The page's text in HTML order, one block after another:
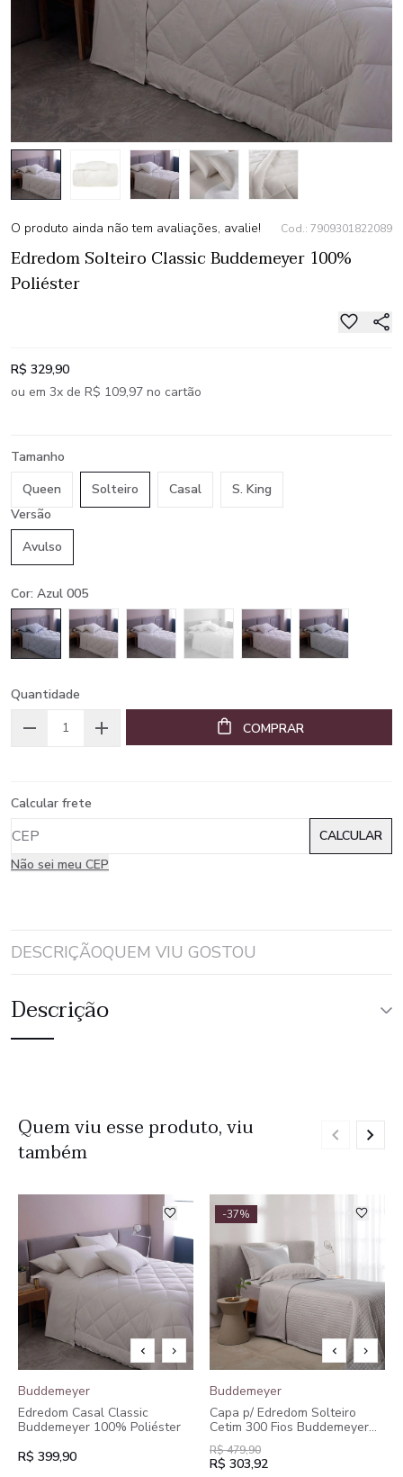
O produto ainda não tem avaliações, avalie! Cod.: 7909301822089
Edredom Solteiro Classic Buddemeyer 100%
Poliéster
R$ 329,90
ou em 3x de R$ 109,97 no cartão
Tamanho
Queen
Solteiro Casal
S. King
Versão
Avulso
Cor: Azul 005
Quantidade
COMPRAR
Calcular frete
Não sei meu CEP
DESCRIÇÃOQUEM VIU GOSTOU
Descrição
Quem viu esse produto, viu
também
Buddemeyer
Edredom Casal Classic
Buddemeyer 100% Poliéster
R$ 399,90
-37%
Buddemeyer
Capa p/ Edredom Solteiro
Cetim 300 Fios Buddemeyer
Bud Vision New Colors II
100% Algodão Penteado
R$ 479,90
R$ 303,92